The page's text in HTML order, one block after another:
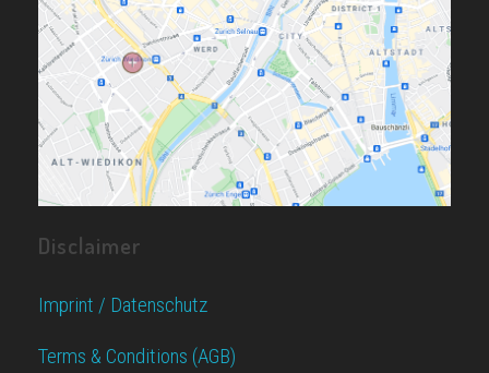
Disclaimer
Imprint / Datenschutz
Terms & Conditions (AGB)